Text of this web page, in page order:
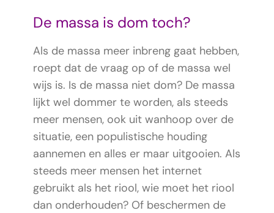
De massa is dom toch?
Als de massa meer inbreng gaat hebben,
roept dat de vraag op of de massa wel
wijs is. Is de massa niet dom? De massa
lijkt wel dommer te worden, als steeds
meer mensen, ook uit wanhoop over de
situatie, een populistische houding
aannemen en alles er maar uitgooien. Als
steeds meer mensen het internet
gebruikt als het riool, wie moet het riool
dan onderhouden? Of beschermen de